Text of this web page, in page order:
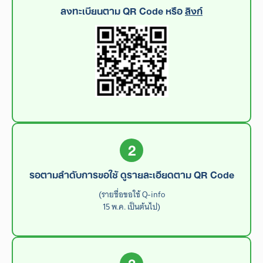
ลงทะเบียนตาม QR Code หรือลิงก์
2
รอตามลำดับการขอใช้ ดูรายละเอียดตาม QR Code
(รายชื่อขอใช้ Q-info
15 พ.ค. เป็นต้นไป)